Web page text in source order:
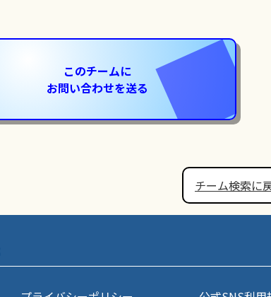
このチームに
お問い合わせを送る
チーム検索に